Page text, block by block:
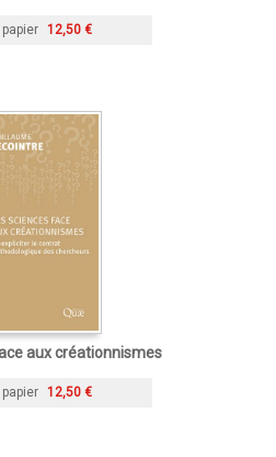
12,50 €
aux créationnismes
12,50 €